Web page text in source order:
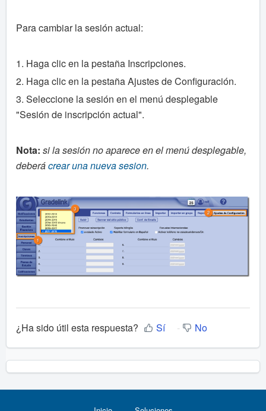
Para cambiar la sesión actual:
1. Haga clic en la pestaña Inscripciones.
2. Haga clic en la pestaña Ajustes de Configuración.
3. Seleccione la sesión en el menú desplegable
"Sesión de inscripción actual".
Nota: sila sesión no aparece en el menú desplegable,
deberácrear una nueva sesion.
¿Ha sido útil esta respuesta? Sí No